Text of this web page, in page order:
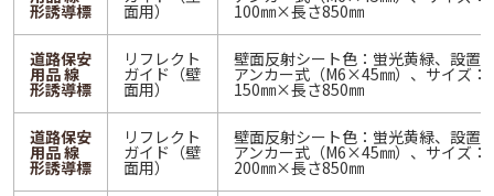
形誘導標 面用） 100㎜×長さ850㎜
道路保安
用品 線
形誘導標
リフレクト
ガイド（壁
面用）
壁面反射シート色：蛍光黄緑、設置
アンカー式（M6×45㎜）、サイズ：
150㎜×長さ850㎜
道路保安
用品 線
形誘導標
リフレクト
ガイド（壁
面用）
壁面反射シート色：蛍光黄緑、設置
アンカー式（M6×45㎜）、サイズ：
200㎜×長さ850㎜